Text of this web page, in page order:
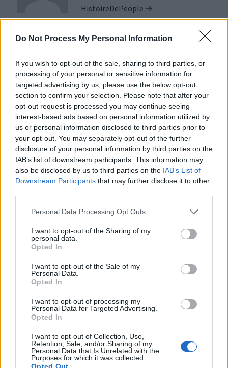
Do Not Process My Personal Information
If you wish to opt-out of the sale, sharing to third parties, or
processing of your personal or sensitive information for
targeted advertising by us, please use the below opt-out
section to confirm your selection. Please note that after your
opt-out request is processed you may continue seeing
interest-based ads based on personal information utilized by
us or personal information disclosed to third parties prior to
your opt-out. You may separately opt-out of the further
disclosure of your personal information by third parties on the
IAB’s list of downstream participants. This information may
also be disclosed by us to third parties on the IAB’s List of
Downstream Participants that may further disclose it to other
Personal Data Processing Opt Outs
I want to opt-out of the Sharing of my
personal data.
Opted In
I want to opt-out of the Sale of my
Personal Data.
Opted In
I want to opt-out of processing my
Personal Data for Targeted Advertising.
Opted In
I want to opt-out of Collection, Use,
Retention, Sale, and/or Sharing of my
Personal Data that Is Unrelated with the
Purposes for which it was collected.
Opted Out
HistoireDePeople →
Demi Moore révèle une anecdote choc sur Tom
Cruise et sa grossesse